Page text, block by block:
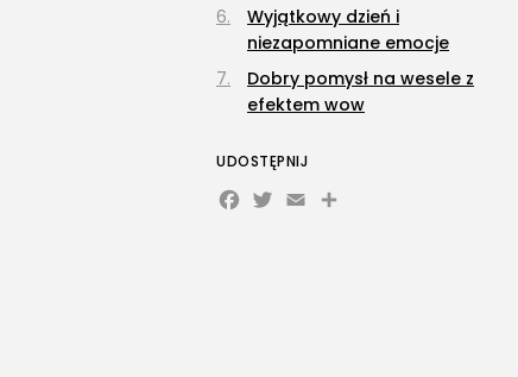
Wyjątkowy dzień i
niezapomniane emocje
Dobry pomysł na wesele z
efektem wow
UDOSTĘPNIJ
Facebook
Twitter
EmailShare